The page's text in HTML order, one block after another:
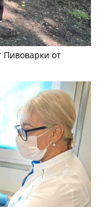
Пивоварки от